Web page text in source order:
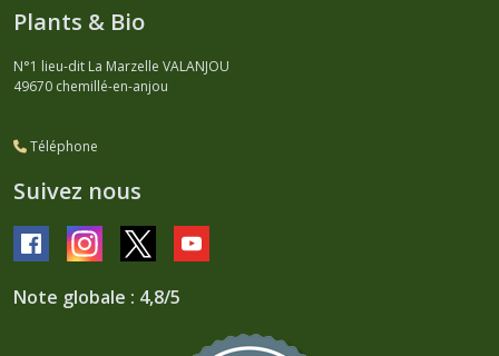
Plants & Bio
N°1 lieu-dit La Marzelle VALANJOU
49670 chemillé-en-anjou
Téléphone
Suivez nous
Note globale : 4,8/5